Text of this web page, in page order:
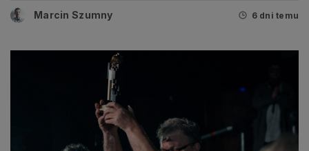
Marcin Szumny 6 dni temu